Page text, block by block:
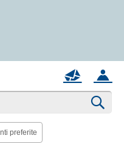
ACCOUNT
MAIL
preferite